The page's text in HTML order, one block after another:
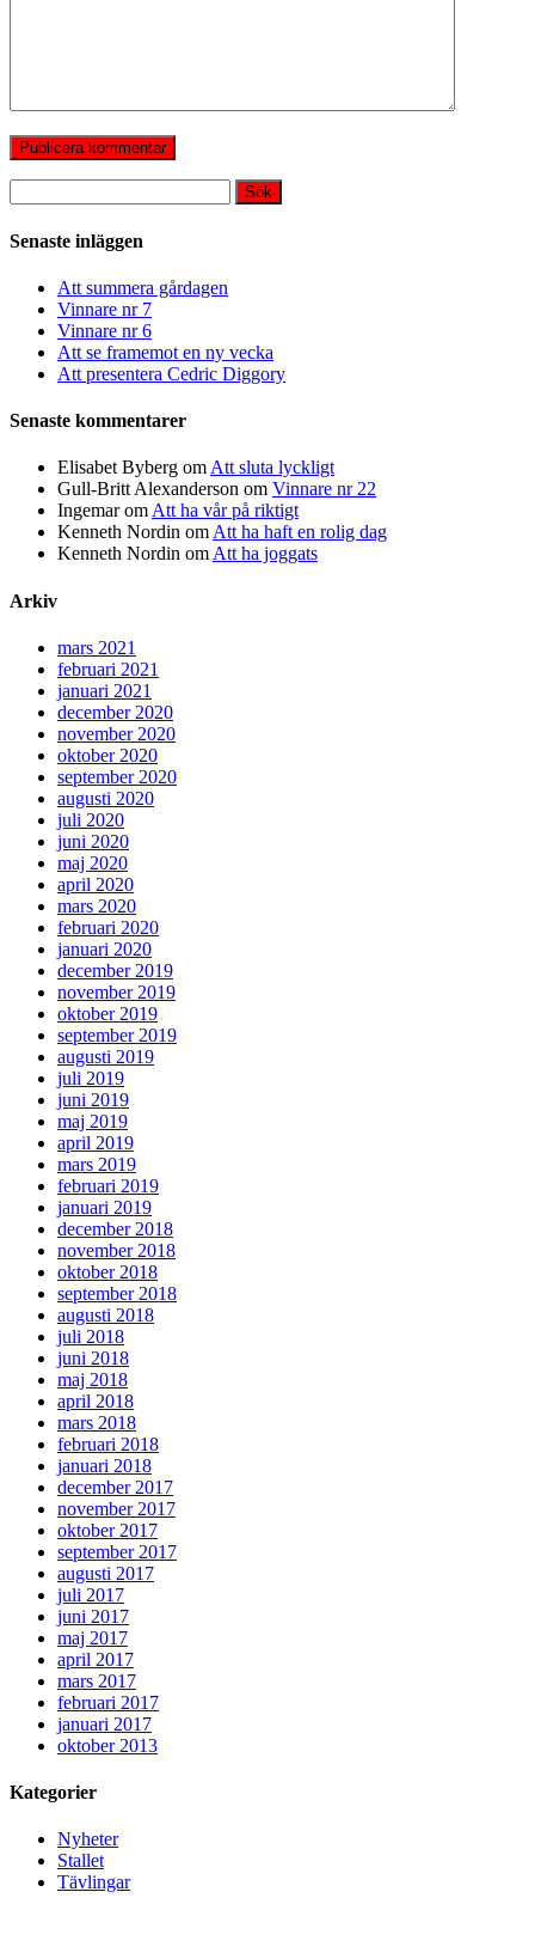
efter:
Senaste inläggen
Att summera gårdagen
Vinnare nr 7
Vinnare nr 6
Att se framemot en ny vecka
Att presentera Cedric Diggory
Senaste kommentarer
Elisabet Byberg om Att sluta lyckligt
Gull-Britt Alexanderson om Vinnare nr 22
Ingemarom Att ha vår på riktigt
Kenneth Nordin om Att ha haft en rolig dag
Kenneth Nordin om Att ha joggats
Arkiv
mars 2021
februari 2021
januari 2021
december 2020
november 2020
oktober 2020
september 2020
augusti 2020
juli 2020
juni 2020
maj 2020
april 2020
mars 2020
februari 2020
januari 2020
december 2019
november 2019
oktober 2019
september 2019
augusti 2019
juli 2019
juni 2019
maj 2019
april 2019
mars 2019
februari 2019
januari 2019
december 2018
november 2018
oktober 2018
september 2018
augusti 2018
juli 2018
juni 2018
maj 2018
april 2018
mars 2018
februari 2018
januari 2018
december 2017
november 2017
oktober 2017
september 2017
augusti 2017
juli 2017
juni 2017
maj 2017
april 2017
mars 2017
februari 2017
januari 2017
oktober 2013
Kategorier
Nyheter
Stallet
Tävlingar